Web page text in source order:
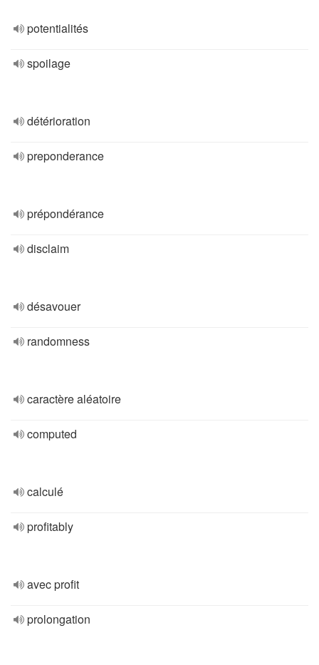
potentialités
spoilage
détérioration
preponderance
prépondérance
disclaim
désavouer
randomness
caractère aléatoire
computed
calculé
profitably
avec profit
prolongation